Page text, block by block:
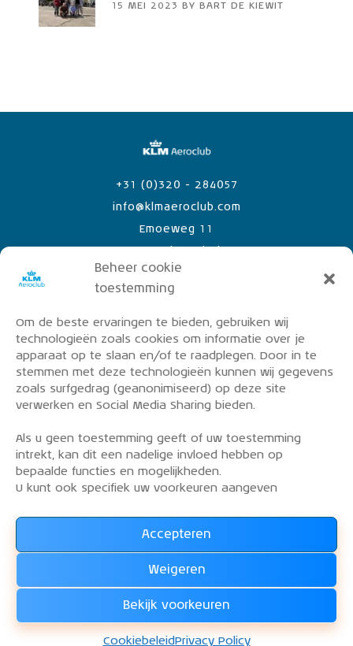
Beheer cookie
toestemming
Om de beste ervaringen te bieden, gebruiken wij
technologieën zoals cookies om informatie over je
apparaat op te slaan en/of te raadplegen. Door in te
stemmen met deze technologieën kunnen wij gegevens
zoals surfgedrag (geanonimiseerd) op deze site
verwerken en Social Media Sharing bieden.
Als u geen toestemming geeft of uw toestemming
intrekt, kan dit een nadelige invloed hebben op
bepaalde functies en mogelijkheden.
U kunt ook specifiek uw voorkeuren aangeven
Accepteren
Weigeren
Bekijk voorkeuren
Cookiebeleid Privacy Policy
15 MEI 2023 BY BART DE KIEWIT
Emoeweg 11
info@klmaeroclub.com
+31 (0)320 - 284057
PRIVACY POLICY
OVER DE KLM AEROCLUB
VLIEGLESSEN
VLOOT
Word lid van de KLM Aeroclub. Basis lid, simulator
lid of vliegend lid. Ook niet KLM-ers zijn welkom!
Lees alles over het lidmaatschap van de KLM Aeroclub
WORD LID !!!
© 2026. Alle rechten voorbehouden.